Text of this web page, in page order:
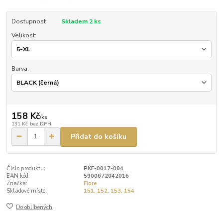
Dostupnost
Skladem 2 ks
Velikost:
Barva:
158 Kč/ks
131 Kč bez DPH
Přidat do košíku
Číslo produktu:
PKF-0017-004
EAN kód:
5900672042016
Značka:
Fiore
Skladové místo:
151, 152, 153, 154
Do oblíbených